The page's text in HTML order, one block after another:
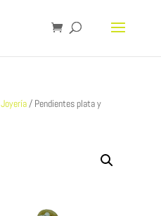
Joyería/ Pendientes plata y